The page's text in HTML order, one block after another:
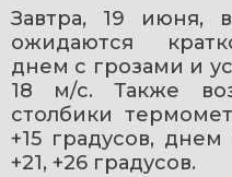
Завтра, 19 июня,
ожидаются
днем с грозами и
18 м/с. Также
столбики
+15 градусов,
+21, +26 градусов.